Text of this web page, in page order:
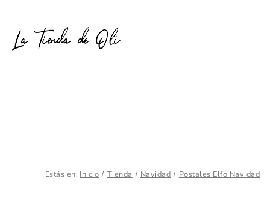
Estás en: Inicio Tienda Navidad Postales Elfo Navidad